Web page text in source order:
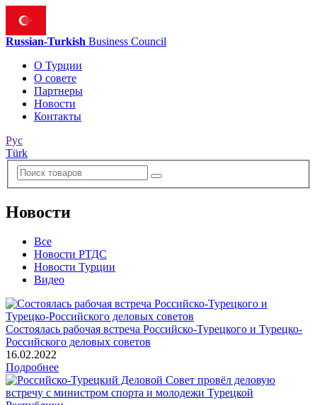
Russian-Turkish Business Council
О Турции
О совете
Партнеры
Новости
Контакты
Рус
Türk
Новости
Все
Новости РТДС
Новости Турции
Видео
Состоялась рабочая встреча Российско-Турецкого и Турецко-
Российского деловых советов
16.02.2022
Подробнее